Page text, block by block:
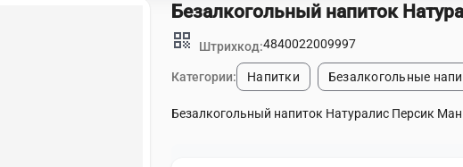
Безалкогольный напиток
qr_code
Штрихкод:4840022009997
Категории: Напитки Безалкогольные
Безалкогольный напиток Натуралис Персик